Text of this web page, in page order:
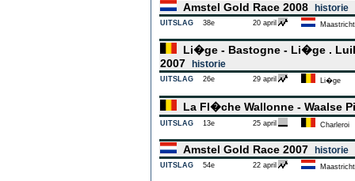
Amstel Gold Race 2008 historie
UITSLAG 38e 20 april Maastricht
Li�ge - Bastogne - Li�ge .
2007
historie
UITSLAG 26e 29 april Li�ge
La Fl�che Wallonne - Waalse
UITSLAG 13e 25 april Charleroi
Amstel Gold Race 2007 historie
UITSLAG 54e 22 april Maastricht